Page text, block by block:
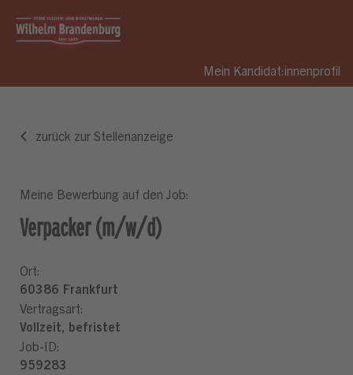
Mein Kandidat:innenprofil